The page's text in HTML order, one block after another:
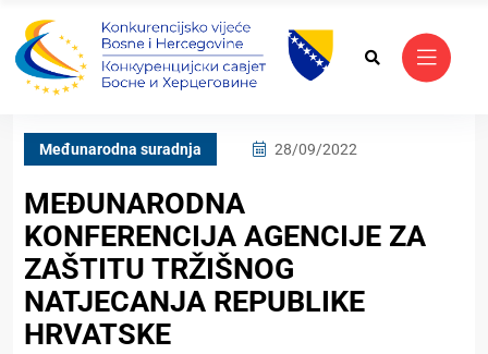
Međunarodna suradnja 28/09/2022
MEĐUNARODNA
KONFERENCIJA AGENCIJE ZA
ZAŠTITU TRŽIŠNOG
NATJECANJA REPUBLIKE
HRVATSKE